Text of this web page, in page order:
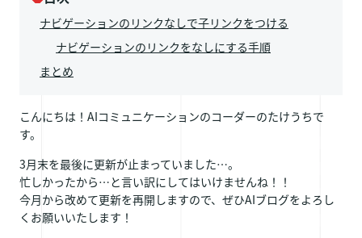
ナビゲーションのリンクなしで子リンクをつける
ナビゲーションのリンクをなしにする手順
まとめ
こんにちは！AIコミュニケーションのコーダーのたけうちで
す。
3月末を最後に更新が止まっていました…。
忙しかったから…と言い訳にしてはいけませんね！！
今月から改めて更新を再開しますので、ぜひAIブログをよろし
くお願いいたします！